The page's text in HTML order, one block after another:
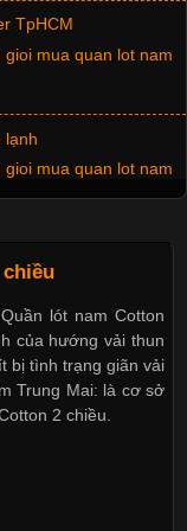
xây dựng hình ảnh
sự phát triển của
quả được nhiều
đồng phục công ty.
Thời Trang?
Ưa Chuộng Trong
lạnh giá rẻ
Cotton 4 chiều
thu 2017
Quần lót nam Cotton
của hướng vải thun
bị tình trạng giãn vải
Trung Mai: là cơ sở
2 chiều.